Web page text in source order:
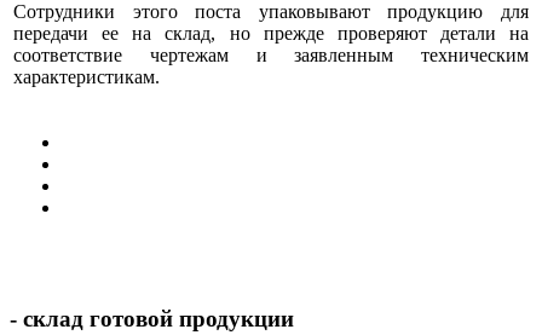
Сотрудники этого поста упаковывают продукцию для
передачи ее на склад, но прежде проверяют детали на
соответствие чертежам и заявленным техническим
характеристикам.
- склад готовой продукции